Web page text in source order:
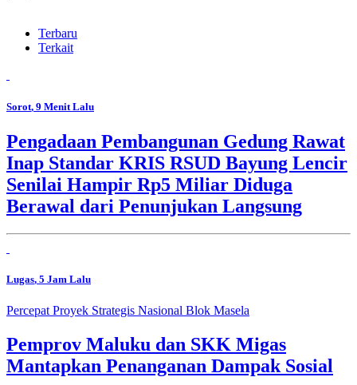
Terbaru
Terkait
Sorot, 9 Menit Lalu
Pengadaan Pembangunan Gedung Rawat
Inap Standar KRIS RSUD Bayung Lencir
Senilai Hampir Rp5 Miliar Diduga
Berawal dari Penunjukan Langsung
Lugas, 5 Jam Lalu
Percepat Proyek Strategis Nasional Blok Masela
Pemprov Maluku dan SKK Migas
Mantapkan Penanganan Dampak Sosial